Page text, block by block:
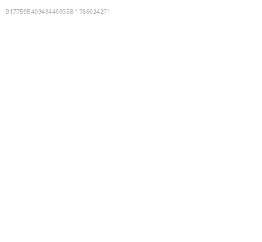
9177595499434400358:1786024271